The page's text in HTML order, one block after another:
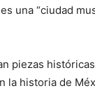
una “ciudad
piezas
la historia de